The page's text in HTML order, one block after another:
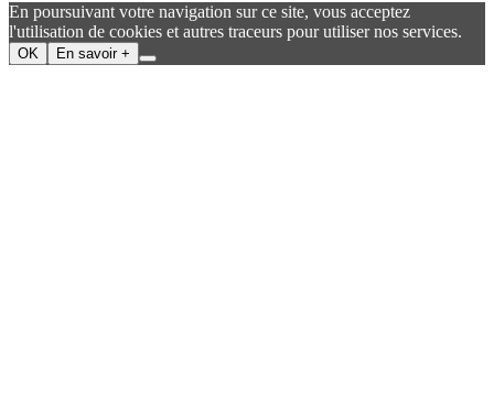
En poursuivant votre navigation sur ce site, vous acceptez
l'utilisation de cookies et autres traceurs pour utiliser nos services.
OK En savoir +